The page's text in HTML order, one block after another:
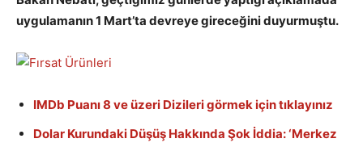
uygulamanın 1 Mart’ta devreye gireceğini duyurmuştu.
IMDb Puanı 8 ve üzeri Dizileri görmek için tıklayınız
Dolar Kurundaki Düşüş Hakkında Şok İddia: ‘Merkez